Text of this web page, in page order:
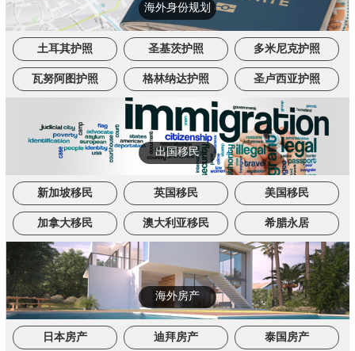
海外身份规划
土耳其护照 圣基茨护照 多米尼克护照
瓦努阿图护照 格林纳达护照 圣卢西亚护照
出国移民
新加坡移民 英国移民 美国移民
加拿大移民 澳大利亚移民 希腊永居
海外房产
日本房产 迪拜房产 泰国房产